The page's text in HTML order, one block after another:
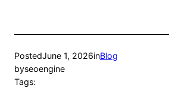
PostedJune 1, 2026inBlog
byseoengine
Tags: